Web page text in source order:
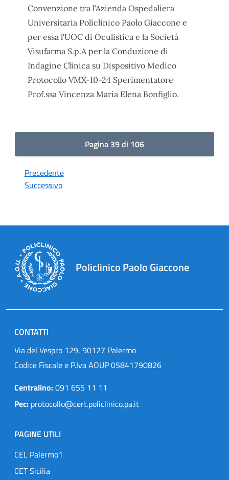
Convenzione tra l'Azienda Ospedaliera
Universitaria Policlinico Paolo Giaccone e
per essa l'UOC di Oculistica e la Società
Visufarma S.p.A per la Conduzione di
Indagine Clinica su Dispositivo Medico
Protocollo VMX-10-24 Sperimentatore
Prof.ssa Vincenza Maria Elena Bonfiglio.
Pagina 39 di 106
Precedente
Successivo
Policlinico Paolo Giaccone
CONTATTI
Via del Vespro 129, 90127 Palermo
Codice Fiscale e P.Iva AOUP 05841790826
Centralino:091 655 11 11
Pec: protocollo@cert.policlinico.pa.it
PAGINE UTILI
CEL Palermo1
CET Sicilia